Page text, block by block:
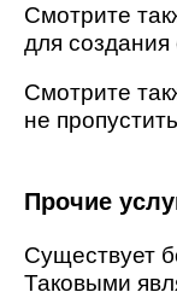
Смотрите
для создания
Смотрите
не
Прочие
Существует
Таковыми